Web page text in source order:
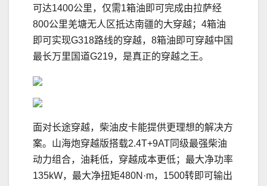
可达1400公里，仅需1箱油即可完成由拉萨经
800公里羌塘无人区抵达南疆的大穿越；4箱油
即可实现G318路线的穿越，8箱油即可穿越中国
最长万里国道G219，是真正的穿越之王。
面对长途穿越，柴油皮卡能提供更理想的解决方
案。山海炮穿越版搭载2.4T+9AT同级最强柴油
动力组合，油耗低，穿越成本更低；最大净功率
135kW，最大净扭矩480N·m，1500转即可输出